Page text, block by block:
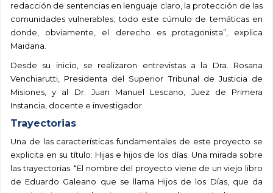
redacción de sentencias en lenguaje claro, la protección de las
comunidades vulnerables; todo este cúmulo de temáticas en
donde, obviamente, el derecho es protagonista”, explica
Maidana.
Desde su inicio, se realizaron entrevistas a la Dra. Rosana
Venchiarutti, Presidenta del Superior Tribunal de Justicia de
Misiones, y al Dr. Juan Manuel Lescano, Juez de Primera
Instancia, docente e investigador.
Trayectorias
Una de las características fundamentales de este proyecto se
explicita en su título: Hijas e hijos de los días. Una mirada sobre
las trayectorias. “El nombre del proyecto viene de un viejo libro
de Eduardo Galeano que se llama Hijos de los Días, que da